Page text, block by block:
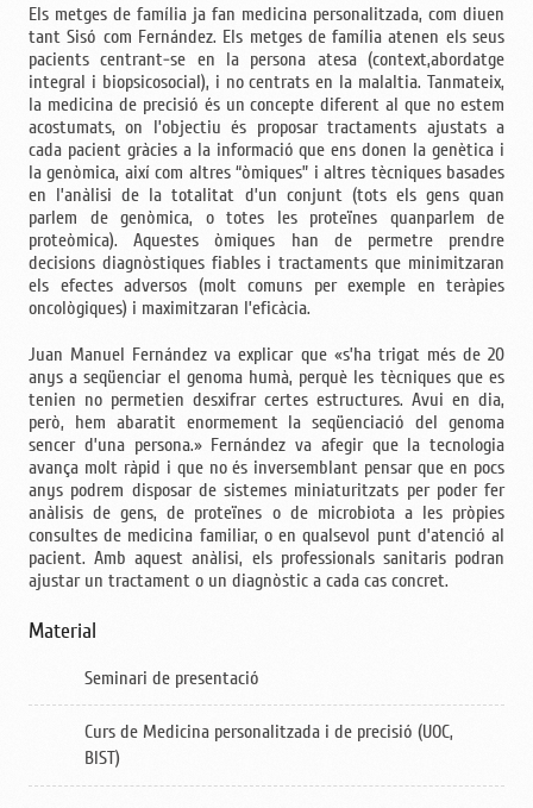
Els metges de família ja fan medicina personalitzada, com diuen
tant Sisó com Fernández. Els metges de família atenen els seus
pacients centrant-se en la persona atesa (context,abordatge
integral i biopsicosocial), i no centrats en la malaltia. Tanmateix,
la medicina de precisió és un concepte diferent al que no estem
acostumats, on l’objectiu és proposar tractaments ajustats a
cada pacient gràcies a la informació que ens donen la genètica i
la genòmica, així com altres “òmiques” i altres tècniques basades
en l’anàlisi de la totalitat d’un conjunt (tots els gens quan
parlem de genòmica, o totes les proteïnes quanparlem de
proteòmica). Aquestes òmiques han de permetre prendre
decisions diagnòstiques fiables i tractaments que minimitzaran
els efectes adversos (molt comuns per exemple en teràpies
oncològiques) i maximitzaran l’eficàcia.
Juan Manuel Fernández va explicar que «s’ha trigat més de 20
anys a seqüenciar el genoma humà, perquè les tècniques que es
tenien no permetien desxifrar certes estructures. Avui en dia,
però, hem abaratit enormement la seqüenciació del genoma
sencer d’una persona.» Fernández va afegir que la tecnologia
avança molt ràpid i que no és inversemblant pensar que en pocs
anys podrem disposar de sistemes miniaturitzats per poder fer
anàlisis de gens, de proteïnes o de microbiota a les pròpies
consultes de medicina familiar, o en qualsevol punt d’atenció al
pacient. Amb aquest anàlisi, els professionals sanitaris podran
ajustar un tractament o un diagnòstic a cada cas concret.
Material
Seminari de presentació
Curs de Medicina personalitzada i de precisió (UOC,
BIST)